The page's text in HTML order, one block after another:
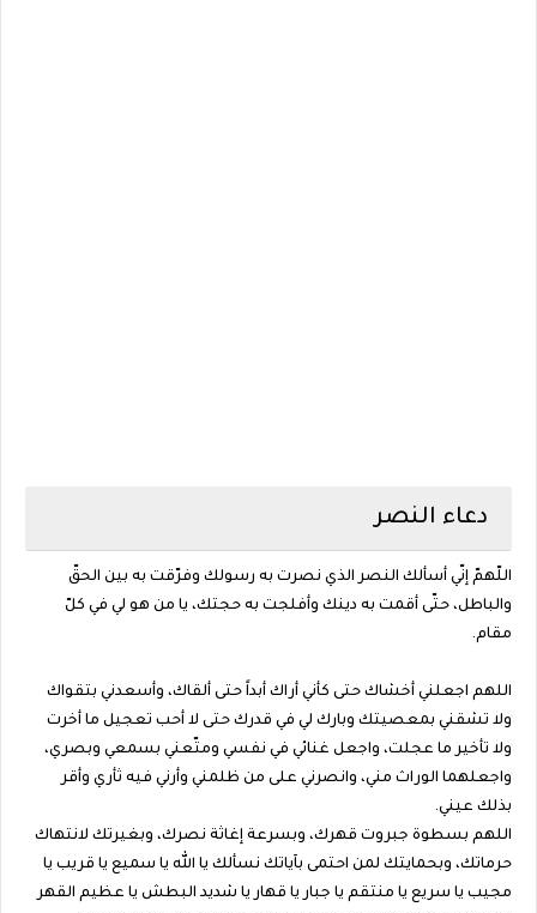
دعاء النصر
اللّهمّ إنّي أسألك النصر الذي نصرت به رسولك وفرّقت به بين الحقّ
والباطل، حتّى أقمت به دينك وأفلجت به حجتك، يا من هو لي في كلّ
مقام.
اللهم اجعلني أخشاك حتى كأني أراك أبداً حتى ألقاك، وأسعدني بتقواك
ولا تشقني بمعصيتك وبارك لي في قدرك حتى لا أحب تعجيل ما أخرت
ولا تأخير ما عجلت، واجعل غنائي في نفسي ومتّعني بسمعي وبصري،
واجعلهما الوراث مني، وانصرني على من ظلمني وأرني فيه ثأري وأقر
بذلك عيني‏.‏
اللهم بسطوة جبروت قهرك، وبسرعة إغاثة نصرك، وبغيرتك لانتهاك
حرماتك، وبحمايتك لمن احتمى بآياتك نسألك يا الله يا سميع يا قريب يا
مجيب يا سريع يا منتقم يا جبار يا قهار يا شديد البطش يا عظيم القهر